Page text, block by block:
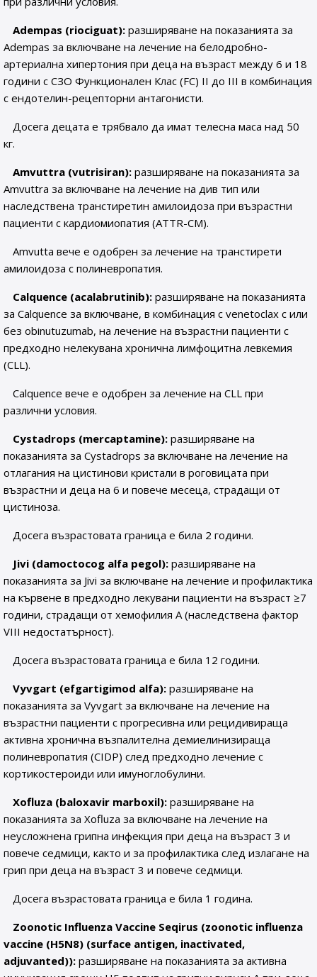
Adempas (riociguat): разширяване на показанията за
Adempas за включване на лечение на белодробно-
артериална хипертония при деца на възраст между 6 и 18
години с СЗО Функционален Клас (FC) II до III в комбинация
с ендотелин-рецепторни антагонисти.
Досега децата е трябвало да имат телесна маса над 50
кг.
Amvuttra (vutrisiran): разширяване на показанията за
Amvuttra за включване на лечение на див тип или
наследствена транстиретин амилоидоза при възрастни
пациенти с кардиомиопатия (ATTR-CM).
Amvutta вече е одобрен за лечение на транстирети
амилоидоза с полиневропатия.
Calquence (acalabrutinib): разширяване на показанията
за Calquence за включване, в комбинация с venetoclax с или
без obinutuzumab, на лечение на възрастни пациенти с
предходно нелекувана хронична лимфоцитна левкемия
(CLL).
Calquence вече е одобрен за лечение на CLL при
различни условия.
Cystadrops (mercaptamine): разширяване на
показанията за Cystadrops за включване на лечение на
отлагания на цистинови кристали в роговицата при
възрастни и деца на 6 и повече месеца, страдащи от
цистиноза.
Досега възрастовата граница е била 2 години.
Jivi (damoctocog alfa pegol): разширяване на
показанията за Jivi за включване на лечение и профилактика
на кървене в предходно лекувани пациенти на възраст ≥7
години, страдащи от хемофилия А (наследствена фактор
VIII недостатърност).
Досега възрастовата граница е била 12 години.
Vyvgart (efgartigimod alfa): разширяване на
показанията за Vyvgart за включване на лечение на
възрастни пациенти с прогресивна или рецидивираща
активна хронична възпалителна демиелинизираща
полиневропатия (CIDP) след предходно лечение с
кортикостероиди или имуноглобулини.
Xofluza (baloxavir marboxil): разширяване на
показанията за Xofluza за включване на лечение на
неусложнена грипна инфекция при деца на възраст 3 и
повече седмици, както и за профилактика след излагане на
грип при деца на възраст 3 и повече седмици.
Досега възрастовата граница е била 1 година.
Zoonotic Influenza Vaccine Seqirus (zoonotic influenza
vaccine (H5N8) (surface antigen, inactivated,
adjuvanted)): разширяване на показанията за активна